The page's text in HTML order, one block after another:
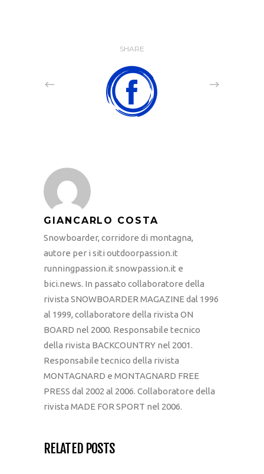
SHARE
GIANCARLO COSTA
Snowboarder, corridore di montagna,
autore per i siti outdoorpassion.it
runningpassion.it snowpassion.it e
bici.news. In passato collaboratore della
rivista SNOWBOARDER MAGAZINE dal 1996
al 1999, collaboratore della rivista ON
BOARD nel 2000. Responsabile tecnico
della rivista BACKCOUNTRY nel 2001.
Responsabile tecnico della rivista
MONTAGNARD e MONTAGNARD FREE
PRESS dal 2002 al 2006. Collaboratore della
rivista MADE FOR SPORT nel 2006.
RELATED POSTS